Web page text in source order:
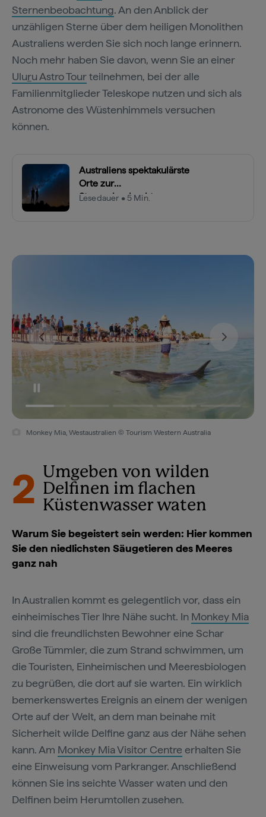
Sternenbeobachtung. An den Anblick der
unzähligen Sterne über dem heiligen Monolithen
Australiens werden Sie sich noch lange erinnern.
Noch mehr haben Sie davon, wenn Sie an einer
Uluru Astro Tourteilnehmen, bei der alle
Familienmitglieder Teleskope nutzen und sich als
Astronome des Wüstenhimmels versuchen
können.
Australiens spektakulärste
Orte zur
Sternenbeobachtung
Lesedauer • 5 Min.
Monkey Mia, Westaustralien © Tourism Western Australia
2
Umgeben von wilden
Delfinen im flachen
Küstenwasser waten
Warum Sie begeistert sein werden: Hier kommen
Sie den niedlichsten Säugetieren des Meeres
ganz nah
In Australien kommt es gelegentlich vor, dass ein
einheimisches Tier Ihre Nähe sucht. In Monkey Mia
sind die freundlichsten Bewohner eine Schar
Große Tümmler, die zum Strand schwimmen, um
die Touristen, Einheimischen und Meeresbiologen
zu begrüßen, die dort auf sie warten. Ein wirklich
bemerkenswertes Ereignis an einem der wenigen
Orte auf der Welt, an dem man beinahe mit
Sicherheit wilde Delfine ganz aus der Nähe sehen
kann. Am Monkey Mia Visitor Centre erhalten Sie
eine Einweisung vom Parkranger. Anschließend
können Sie ins seichte Wasser waten und den
Delfinen beim Herumtollen zusehen.